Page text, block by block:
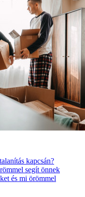
kapcsán?
segít önnek
és mi örömmel